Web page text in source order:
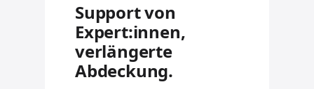
Support von
Expert:innen,
verlängerte
Abdeckung.